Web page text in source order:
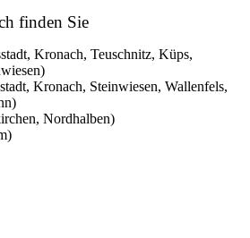
finden Sie
Kronach, Teuschnitz, Küps,
Kronach, Steinwiesen, Wallenfels,
Nordhalben)